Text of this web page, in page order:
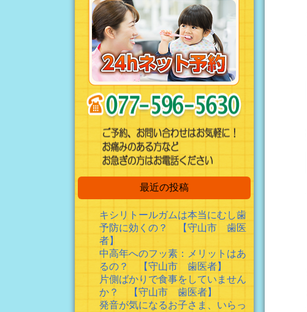
最近の投稿
キシリトールガムは本当にむし歯
予防に効くの？ 【守山市 歯医
者】
中高年へのフッ素：メリットはあ
るの？ 【守山市 歯医者】
片側ばかりで食事をしていません
か？ 【守山市 歯医者】
発音が気になるお子さま、いらっ